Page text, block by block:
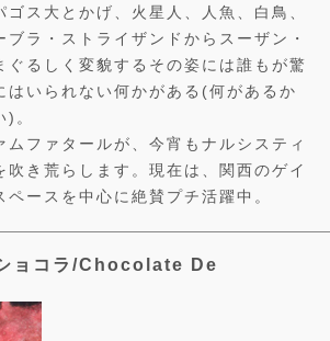
ゴス大とかげ、火星人、人魚、白鳥、
ブラ・ストライザンドからスーザン・
ぐるしく変貌するその姿には誰もが驚
はいられない何かがある(何があるか
)。
ムファタールが、今宵もナルシスティ
吹き荒らします。現在は、関西のゲイ
ペースを中心に絶賛プチ活躍中。
ョコラ/Chocolate De